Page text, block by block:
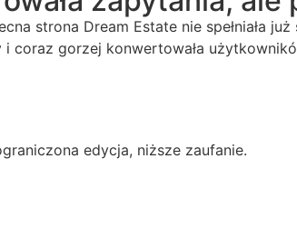
strona Dream Estate nie spełniała
coraz gorzej konwertowała
edycja, niższe zaufanie.